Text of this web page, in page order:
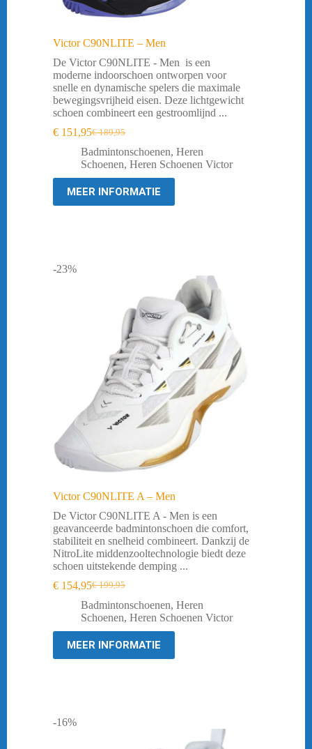
Victor C90NLITE – Men
De Victor C90NLITE - Men is een
moderne indoorschoen ontworpen voor
snelle en dynamische spelers die maximale
bewegingsvrijheid eisen. Deze lichtgewicht
schoen combineert een gestroomlijnd ...
€189,95
Oorspronkelijke
prijs
was:
€ 189,95.
€ 151,95Huidige
prijs
is:
€ 151,95.
Badmintonschoenen, Heren
Schoenen, Heren Schoenen Victor
MEER INFORMATIE
-23%
Victor C90NLITE A – Men
De Victor C90NLITE A - Men is een
geavanceerde badmintonschoen die comfort,
stabiliteit en snelheid combineert. Dankzij de
NitroLite middenzooltechnologie biedt deze
schoen uitstekende demping ...
€199,95
Oorspronkelijke
prijs
was:
€ 154,95Huidige
prijs
is:
Badmintonschoenen, Heren
Schoenen, Heren Schoenen Victor
MEER INFORMATIE
-16%